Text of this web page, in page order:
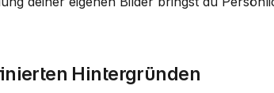
Hintergründen